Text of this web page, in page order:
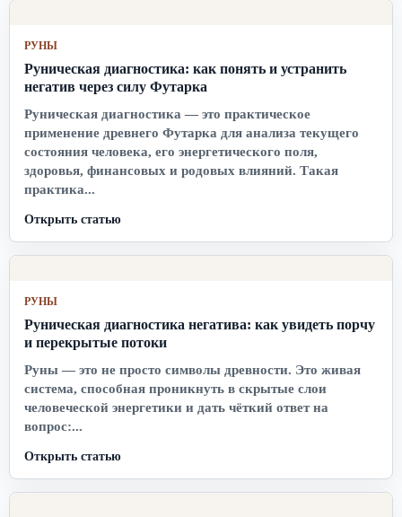
РУНЫ
Руническая диагностика: как понять и устранить
негатив через силу Футарка
Руническая диагностика — это практическое
применение древнего Футарка для анализа текущего
состояния человека, его энергетического поля,
здоровья, финансовых и родовых влияний. Такая
практика...
Открыть статью
РУНЫ
Руническая диагностика негатива: как увидеть порчу
и перекрытые потоки
Руны — это не просто символы древности. Это живая
система, способная проникнуть в скрытые слои
человеческой энергетики и дать чёткий ответ на
вопрос:...
Открыть статью